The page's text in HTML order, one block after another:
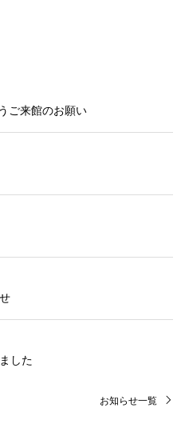
ご来館のお願い
した
お知らせ一覧